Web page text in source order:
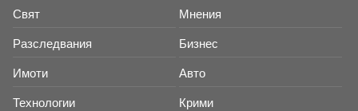
Свят Мнения
Разследвания Бизнес
Имоти Авто
Технологии Крими